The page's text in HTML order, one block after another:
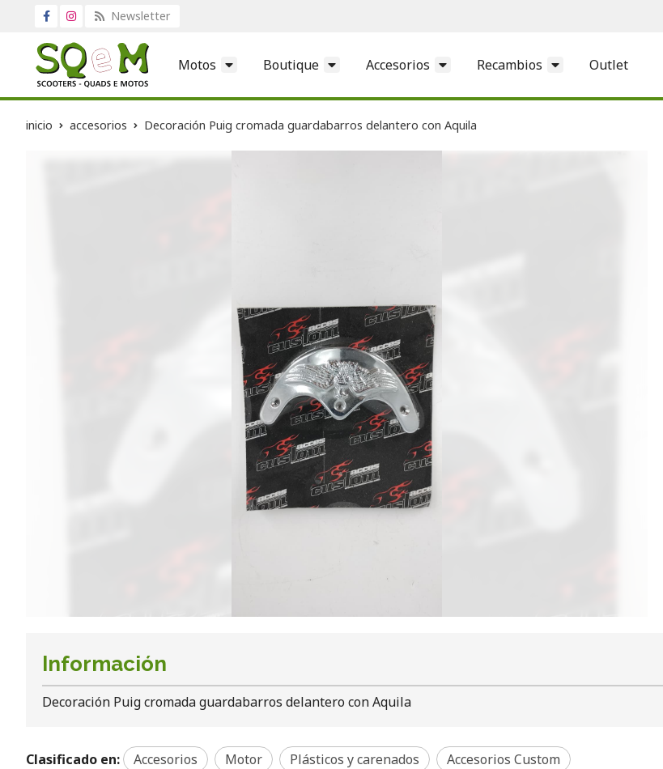
Newsletter
Motos Boutique Accesorios Recambios Outlet
inicio accesorios Decoración Puig cromada guardabarros delantero con Aquila
Información
Decoración Puig cromada guardabarros delantero con Aquila
Clasificado en: Accesorios Motor Plásticos y carenados Accesorios Custom